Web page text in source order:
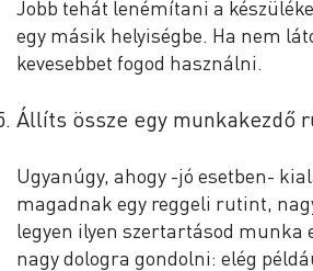
Jobb tehát lenémítani a
egy másik helyiségbe. Ha nem
kevesebbet fogod használni.
Állíts össze egy munkakezdő
Ugyanúgy, ahogy -jó esetben-
magadnak egy reggeli rutint,
legyen ilyen szertartásod munka
nagy dologra gondolni: elég